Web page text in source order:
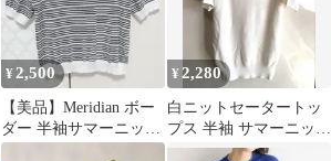
¥2,500
【美品】Meridian ボー
ダー 半袖サマーニット
白黒 モノトーン
¥ 2,280
白ニットセータートッ
プス 半袖 サマーニット
ホワイト 上品 綺麗め